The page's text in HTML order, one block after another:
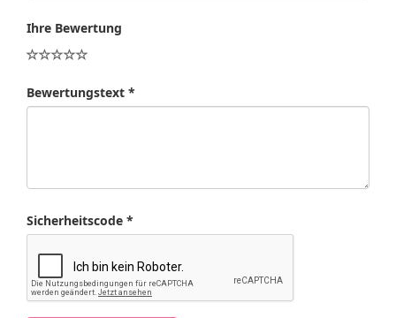
Ihre Bewertung
Bewertungstext *
Sicherheitscode *